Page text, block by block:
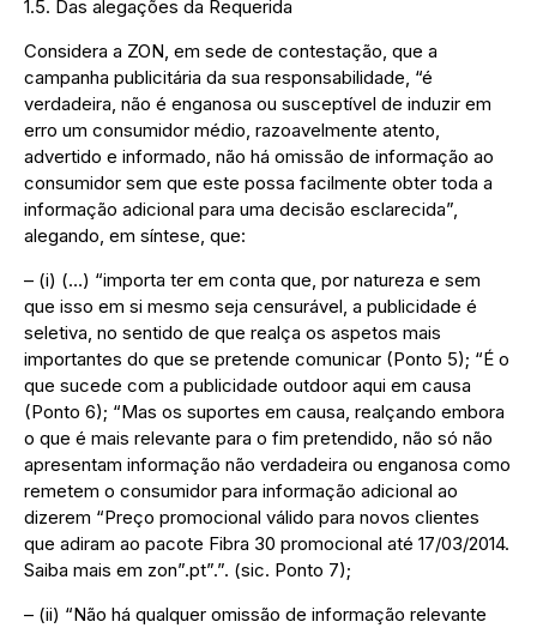
1.5. Das alegações da Requerida
Considera a ZON, em sede de contestação, que a
campanha publicitária da sua responsabilidade, “é
verdadeira, não é enganosa ou susceptível de induzir em
erro um consumidor médio, razoavelmente atento,
advertido e informado, não há omissão de informação ao
consumidor sem que este possa facilmente obter toda a
informação adicional para uma decisão esclarecida”,
alegando, em síntese, que:
– (i) (…) “importa ter em conta que, por natureza e sem
que isso em si mesmo seja censurável, a publicidade é
seletiva, no sentido de que realça os aspetos mais
importantes do que se pretende comunicar (Ponto 5); “É o
que sucede com a publicidade outdoor aqui em causa
(Ponto 6); “Mas os suportes em causa, realçando embora
o que é mais relevante para o fim pretendido, não só não
apresentam informação não verdadeira ou enganosa como
remetem o consumidor para informação adicional ao
dizerem “Preço promocional válido para novos clientes
que adiram ao pacote Fibra 30 promocional até 17/03/2014.
Saiba mais em zon”.pt”.”. (sic. Ponto 7);
– (ii) “Não há qualquer omissão de informação relevante